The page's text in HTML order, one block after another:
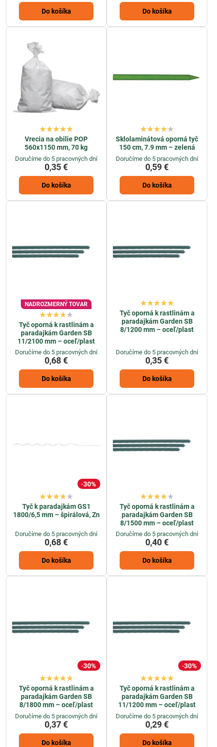
Do košíka Do košíka
Vrecia na obilie POP
560x1150 mm, 70 kg
Doručíme do 5 pracovných dní
0,35 €
Do košíka
Sklolaminátová oporná tyč
150 cm, 7.9 mm – zelená
Doručíme do 5 pracovných dní
0,59 €
Do košíka
NADROZMERNÝ TOVAR
Tyč oporná k rastlinám a
paradajkám Garden SB
11/2100 mm – oceľ/plast
Doručíme do 5 pracovných dní
0,68 €
Do košíka
Tyč oporná k rastlinám a
paradajkám Garden SB
8/1200 mm – oceľ/plast
Doručíme do 5 pracovných dní
0,35 €
Do košíka
30%
Tyč k paradajkám GS1
1800/6,5 mm – špirálová, Zn
Doručíme do 5 pracovných dní
0,68 €
Do košíka
Tyč oporná k rastlinám a
paradajkám Garden SB
8/1500 mm – oceľ/plast
Doručíme do 5 pracovných dní
0,40 €
Do košíka
30%
Tyč oporná k rastlinám a
paradajkám Garden SB
8/1800 mm – oceľ/plast
Doručíme do 5 pracovných dní
0,37 €
Do košíka
30%
Tyč oporná k rastlinám a
paradajkám Garden SB
11/1200 mm – oceľ/plast
Doručíme do 5 pracovných dní
0,29 €
Do košíka